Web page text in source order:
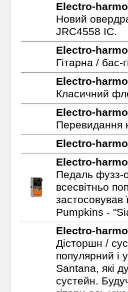
Electro-
Новий
JRC4558 IC.
Electro-
Гітарна /
Electro-
Класичний
Electro-
Перевидання
Electro-
Electro-
Педаль фузз-
всесвітньо
застосовував
Pumpkins -
Electro-
Дісторшн /
популярний і
Santana, які
сустейн.